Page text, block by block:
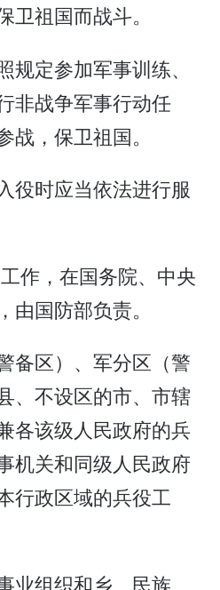
祖国而战斗。
定参加军事训练、
非战争军事行动任
战，保卫祖国。
役时应当依法进行服
作，在国务院、中央
国防部负责。
备区）、军分区（警
、不设区的市、市辖
各该级人民政府的兵
机关和同级人民政府
行政区域的兵役工
业组织和乡、民族